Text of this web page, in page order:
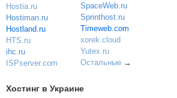
Hostia.ru
Hostiman.ru
Hostland.ru
HTS.ru
ihc.ru
ISPserver.com
SpaceWeb.ru
Sprinthost.ru
Timeweb.com
xorek.cloud
Yutex.ru
Остальные→
Хостинг в Украине